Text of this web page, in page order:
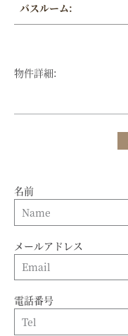
バスルーム:
物件詳細:
名前
メールアドレス
電話番号